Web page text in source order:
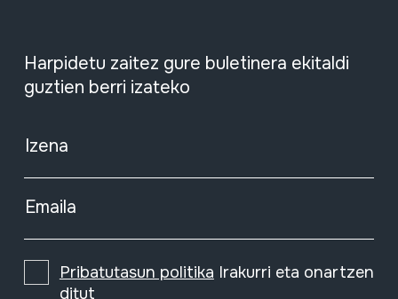
Harpidetu zaitez gure buletinera ekitaldi
guztien berri izateko
Izena
Emaila
Pribatutasun politika Irakurri eta onartzen
ditut